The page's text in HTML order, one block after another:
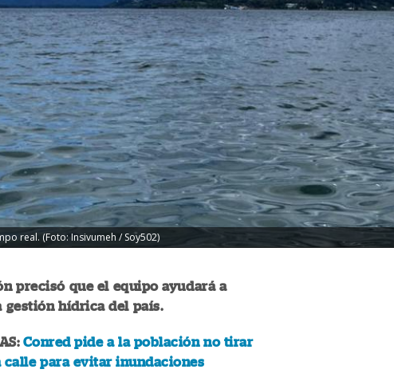
real. (Foto: Insivumeh / Soy502)
precisó que el equipo ayudará a
gestión hídrica del país.
Conred pide a la población no tirar
calle para evitar inundaciones